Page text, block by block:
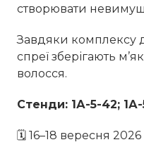
створювати
Завдяки комплексу
спреї зберігають
волосся.
Стенди: 1А-5-42;
🗓 16–18 вересня 2026